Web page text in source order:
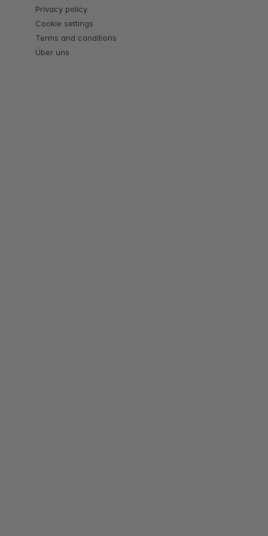
Privacy policy
Cookie settings
Terms and conditions
Über uns